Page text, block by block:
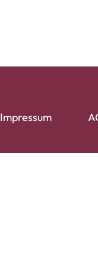
Impressum